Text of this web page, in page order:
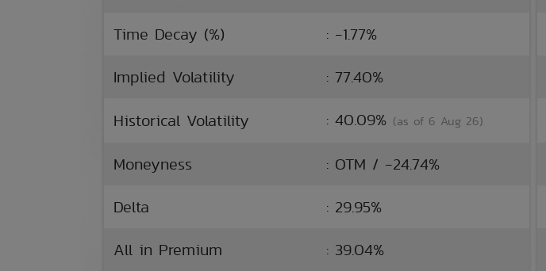
Time Decay (%)
: -1.77%
Implied Volatility
: 77.40%
Historical Volatility
: 40.09% (as of 6 Aug 26)
Moneyness
: OTM / -24.74%
Delta
: 29.95%
All in Premium
: 39.04%